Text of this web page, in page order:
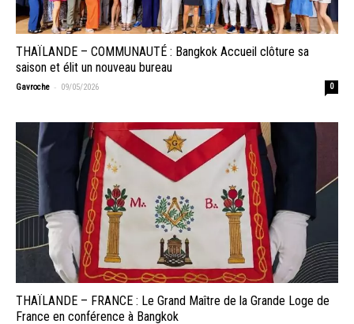
THAÏLANDE – COMMUNAUTÉ : Bangkok Accueil clôture sa
saison et élit un nouveau bureau
Gavroche - 09/05/2026 0
THAÏLANDE – FRANCE : Le Grand Maître de la Grande Loge de
France en conférence à Bangkok